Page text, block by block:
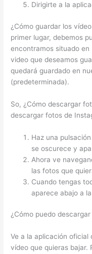
Dirigirte a la
¿Cómo guardar los
primer lugar, debemos
encontramos situado en
video que deseamos
quedará guardado en
(predeterminada).
So, ¿Cómo descargar
descargar fotos de
Haz una
se oscurece y
Ahora ve
las fotos que
Cuando tengas
aparece abajo a
¿Cómo puedo
Ve a la aplicación
vídeo que quieras bajar.